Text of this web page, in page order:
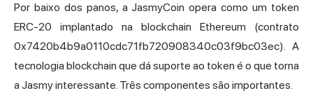
Por baixo dos panos, a JasmyCoin opera como um token
ERC-20 implantado na blockchain Ethereum (contrato
0x7420b4b9a0110cdc71fb720908340c03f9bc03ec). A
tecnologia blockchain que dá suporte ao token é o que torna
a Jasmy interessante. Três componentes são importantes.